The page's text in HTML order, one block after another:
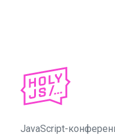
JavaScript-